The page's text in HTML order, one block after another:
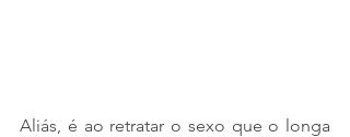
Aliás, é ao retratar o sexo que o longa